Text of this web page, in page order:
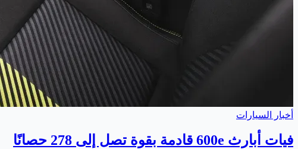
أخبار السيارات
فيات أبارث 600e قادمة بقوة تصل إلى 278 حصانًا